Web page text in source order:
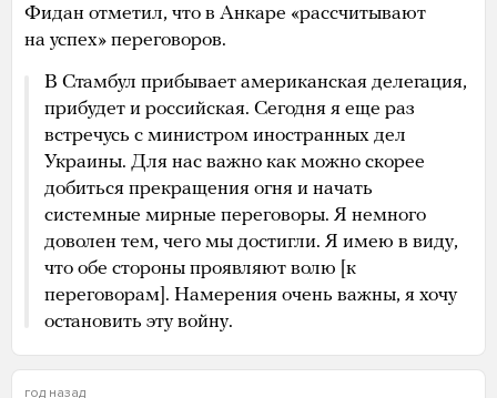
Фидан отметил, что в Анкаре «рассчитывают
на успех» переговоров.
В Стамбул прибывает американская делегация,
прибудет и российская. Сегодня я еще раз
встречусь с министром иностранных дел
Украины. Для нас важно как можно скорее
добиться прекращения огня и начать
системные мирные переговоры. Я немного
доволен тем, чего мы достигли. Я имею в виду,
что обе стороны проявляют волю [к
переговорам]. Намерения очень важны, я хочу
остановить эту войну.
год назад